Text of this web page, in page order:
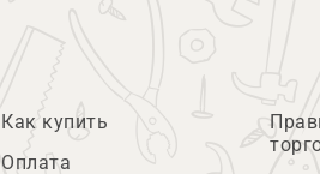
Как купить
Оплата